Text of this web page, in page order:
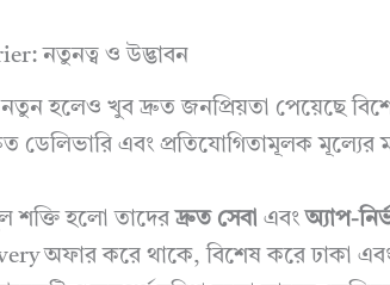
নতুনত্ব ও উদ্ভাবন
হলেও খুব দ্রুত জনপ্রিয়তা পেয়েছে
ডেলিভারি এবং প্রতিযোগিতামূলক মূল্যের
শক্তি হলো তাদেরদ্রুত সেবা এবংঅ্যাপ-
অফার করে থাকে, বিশেষ করে ঢাকা